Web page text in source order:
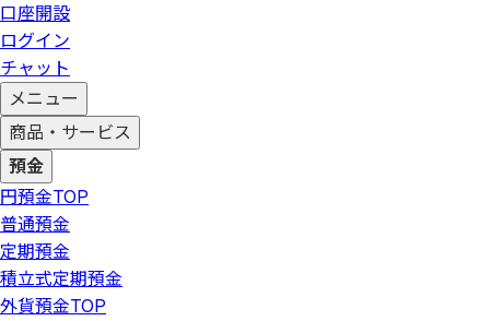
口座開設
ログイン
チャット
メニュー
商品・サービス
預金
円預金TOP
普通預金
定期預金
積立式定期預金
外貨預金TOP